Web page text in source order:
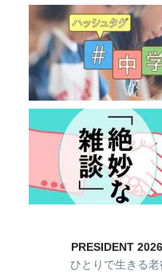
PRESIDENT
ひとりで生きる老